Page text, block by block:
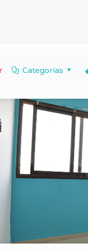
Categorías